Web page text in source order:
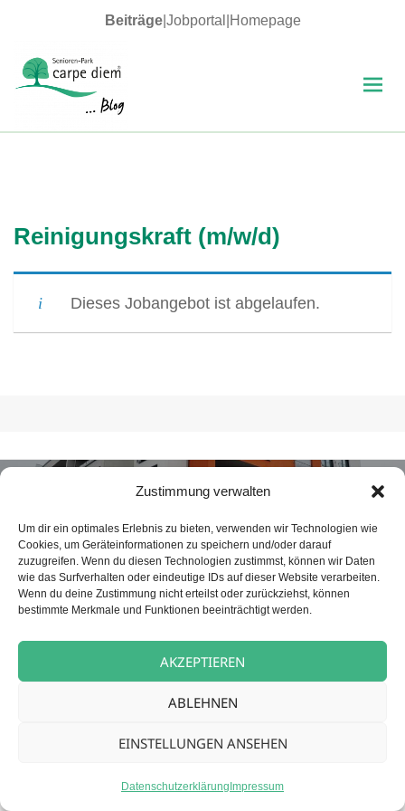
Zustimmung verwalten
Um dir ein optimales Erlebnis zu bieten, verwenden wir Technologien wie
Cookies, um Geräteinformationen zu speichern und/oder darauf
zuzugreifen. Wenn du diesen Technologien zustimmst, können wir Daten
wie das Surfverhalten oder eindeutige IDs auf dieser Website verarbeiten.
Wenn du deine Zustimmung nicht erteilst oder zurückziehst, können
bestimmte Merkmale und Funktionen beeinträchtigt werden.
AKZEPTIEREN
ABLEHNEN
EINSTELLUNGEN ANSEHEN
Datenschutzerklärung Impressum
Beiträge| Jobportal Homepage
Reinigungskraft (m/w/d)
Dieses Jobangebot ist abgelaufen.
Beitragsnavigation
Beitrag:
Betreuungskraft (m/w/d) für unsere
Tagespflege
Datenschutz Stolz präsentiert von WordPress